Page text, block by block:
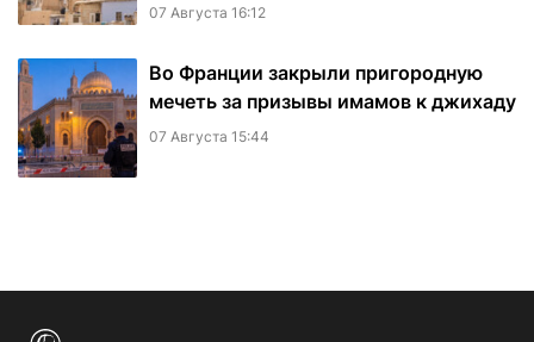
07 Августа 16:12
Во Франции закрыли пригородную
мечеть за призывы имамов к джихаду
07 Августа 15:44